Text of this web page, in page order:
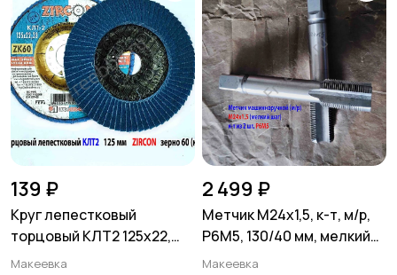
139 ₽
Круг лепестковый
торцовый КЛТ2 125х22,
Zircon, зерно 60, ZK,
Макеевка
2 499 ₽
Метчик М24х1,5, к-т, м/р,
Р6М5, 130/40 мм, мелкий
шаг, шлифованный.
Макеевка